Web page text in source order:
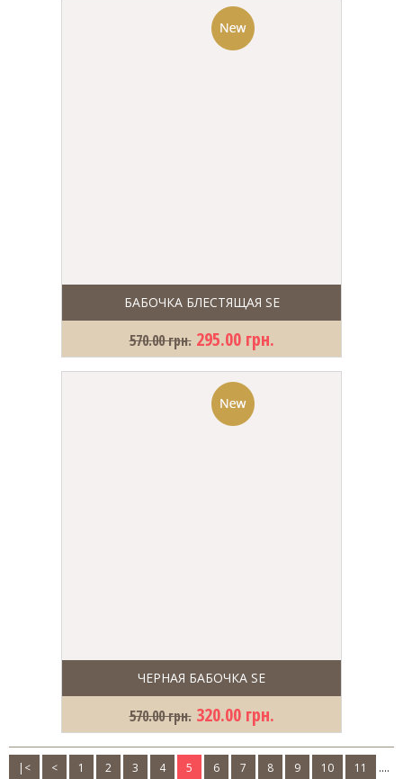
БАБОЧКА БЛЕСТЯЩАЯ SE
570.00 грн. 295.00 грн.
ЧЕРНАЯ БАБОЧКА SE
570.00 грн. 320.00 грн.
|< < 1 2 3 4 5 6 7 8 9 10 11
....